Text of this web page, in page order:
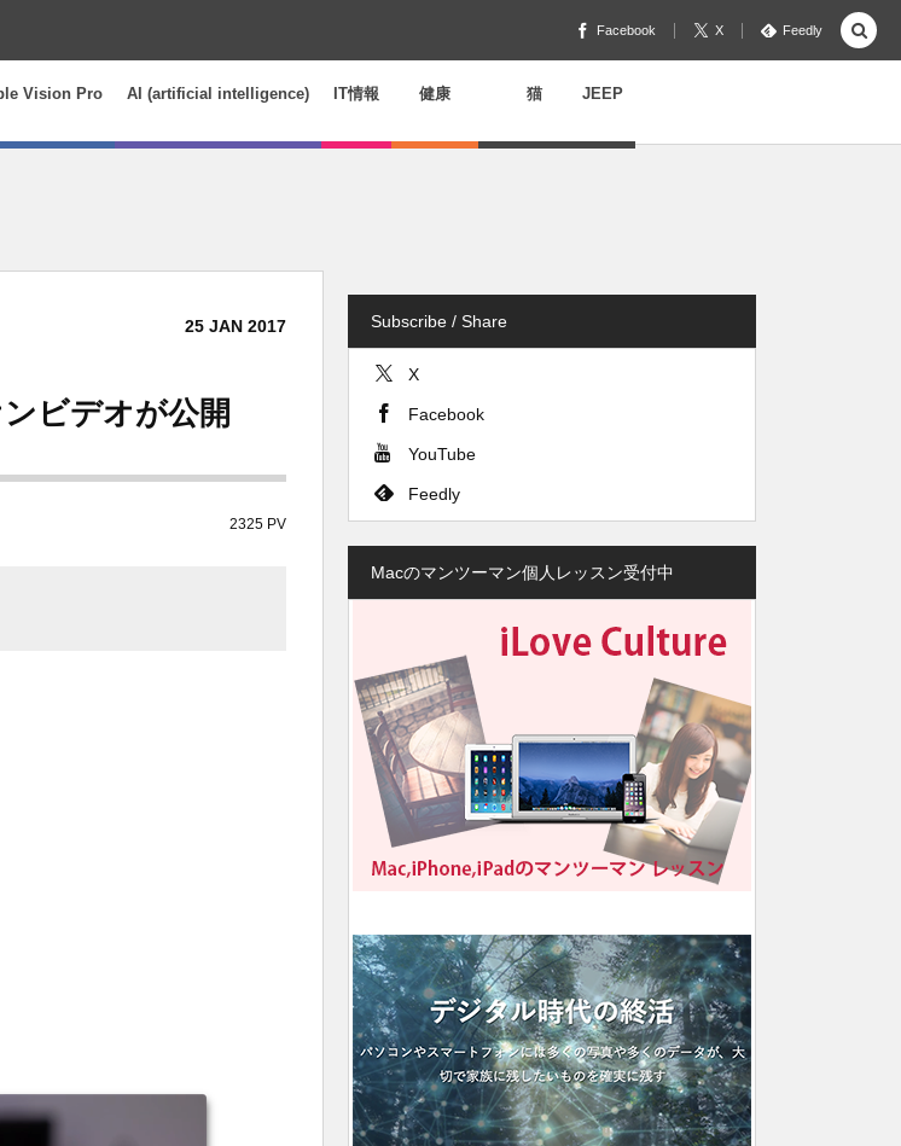
Facebook X Feedly
Vision Pro AI (artificial intelligence) IT情報 健康 猫 JEEP
25 JAN 2017
ビデオが公開
2325 PV
Subscribe / Share
X
Facebook
YouTube
Feedly
Macのマンツーマン個人レッスン受付中